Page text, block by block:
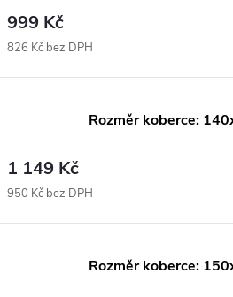
999 Kč
826 Kč bez DPH
Rozměr koberce:
1 149 Kč
950 Kč bez DPH
Rozměr koberce: